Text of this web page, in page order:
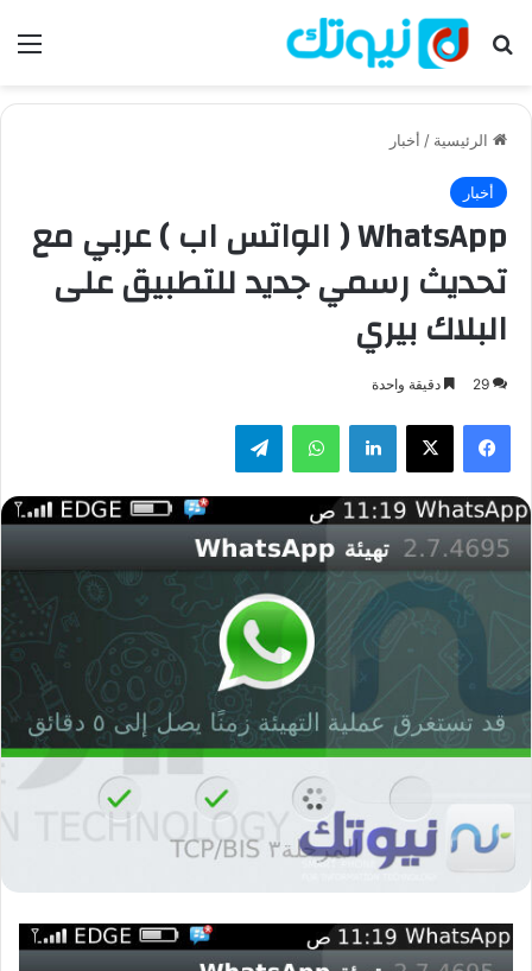
بحث عن
الرئيسية / أخبار
أخبار
WhatsApp ( الواتس اب ) عربي مع
تحديث رسمي جديد للتطبيق على
البلاك بيري
29 دقيقة واحدة
فيسبوك لينكدإن واتساب